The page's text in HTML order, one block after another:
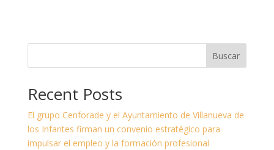
Buscar
Recent Posts
El grupo Cenforade y el Ayuntamiento de Villanueva de
los Infantes firman un convenio estratégico para
impulsar el empleo y la formación profesional